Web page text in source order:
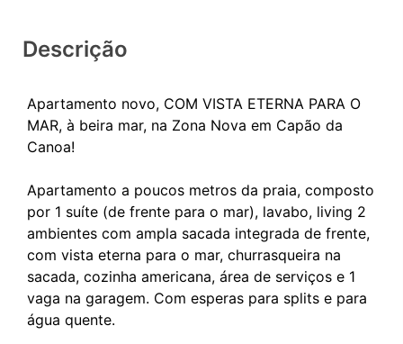
Descrição
Apartamento novo, COM VISTA ETERNA PARA O
MAR, à beira mar, na Zona Nova em Capão da
Canoa!
Apartamento a poucos metros da praia, composto
por 1 suíte (de frente para o mar), lavabo, living 2
ambientes com ampla sacada integrada de frente,
com vista eterna para o mar, churrasqueira na
sacada, cozinha americana, área de serviços e 1
vaga na garagem. Com esperas para splits e para
água quente.